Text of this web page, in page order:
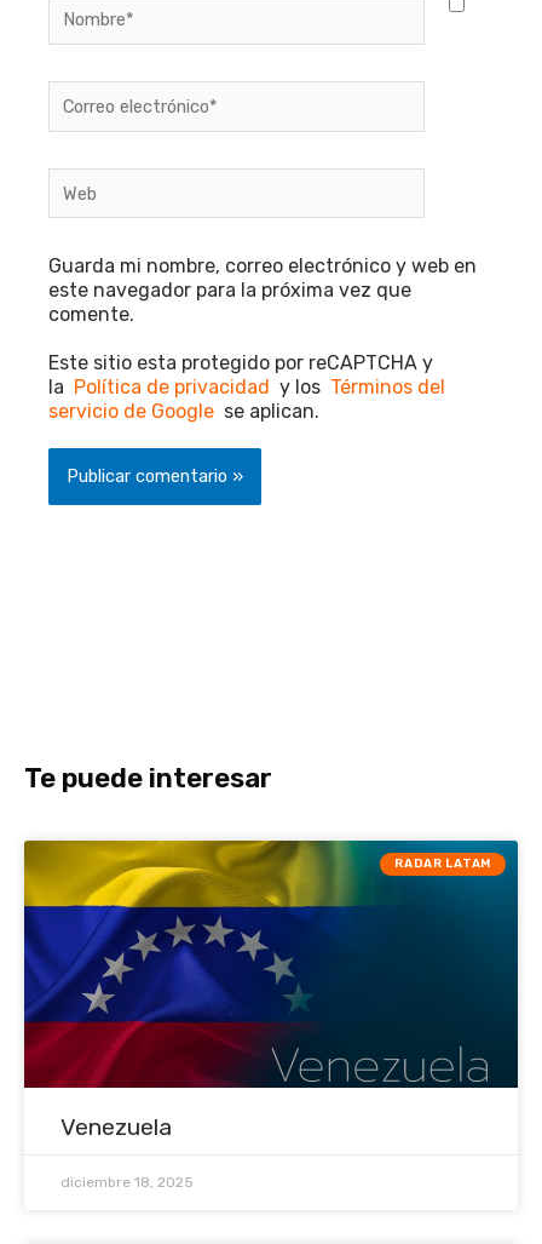
electrónico*
Guarda mi nombre, correo electrónico y web en
este navegador para la próxima vez que
comente.
Este sitio esta protegido por reCAPTCHA y
la Política de privacidad y los Términos del
servicio de Google se aplican.
Te puede interesar
RADAR LATAM
Venezuela
diciembre 18, 2025